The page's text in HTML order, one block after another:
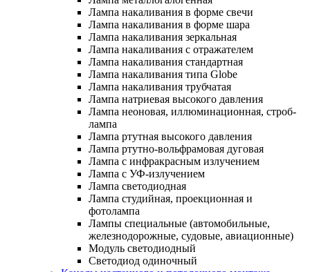
Лампа накаливания в форме свечи
Лампа накаливания в форме шара
Лампа накаливания зеркальная
Лампа накаливания с отражателем
Лампа накаливания стандартная
Лампа накаливания типа Globe
Лампа накаливания трубчатая
Лампа натриевая высокого давления
Лампа неоновая, иллюминационная, строб-
лампа
Лампа ртутная высокого давления
Лампа ртутно-вольфрамовая дуговая
Лампа с инфракрасным излучением
Лампа с УФ-излучением
Лампа светодиодная
Лампа студийная, проекционная и
фотолампа
Лампы специальные (автомобильные,
железнодорожные, судовые, авиационные)
Модуль светодиодный
Светодиод одиночный